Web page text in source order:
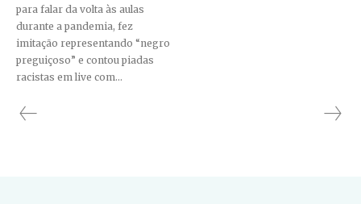
para falar da volta às aulas
durante a pandemia, fez
imitação representando “negro
preguiçoso” e contou piadas
racistas em live com...